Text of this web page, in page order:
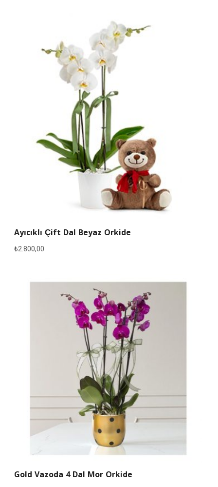
Ayıcıklı Çift Dal Beyaz Orkide
₺2.800,00
Gold Vazoda 4 Dal Mor Orkide